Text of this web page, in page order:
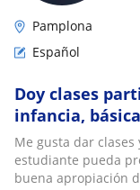
Pamplona
Español
Doy clases
infancia,
Me gusta dar
estudiante pueda
buena apropiación